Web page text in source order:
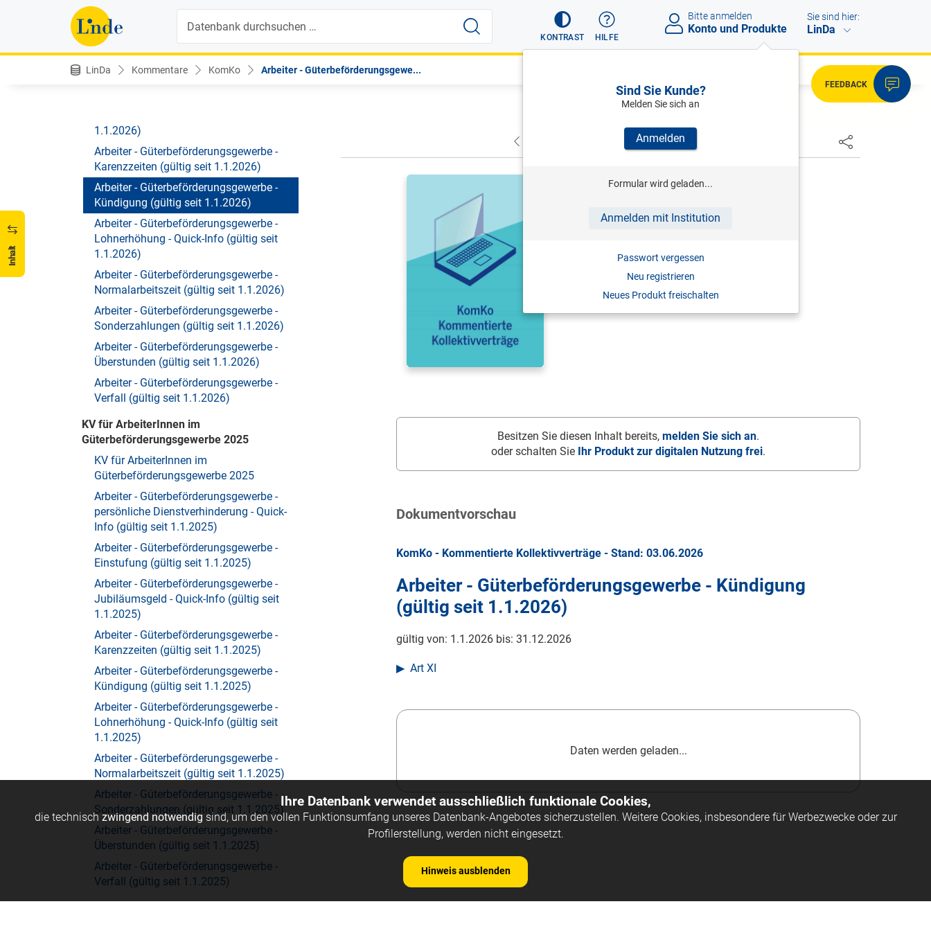
KONTRAST HILFE
Bitte anmelden
Konto und Produkte
Sind Sie Kunde?
Melden Sie sich an
Anmelden
Formular wird geladen...
Anmelden mit Institution
Passwort vergessen
Neu registrieren
Neues Produkt freischalten
Sie sind hier:
LinDa
LinDa Kommentare KomKo Arbeiter - Güterbeförderungsgewe...
FEEDBACK
Inhalt
Arbeiter - Güterbeförderungsgewerbe -
persönliche Dienstverhinderung - Quick-
Info (gültig seit 1.1.2026)
Arbeiter - Güterbeförderungsgewerbe -
Einstufung (gültig seit 1.1.2026)
1.1.2026)
Arbeiter - Güterbeförderungsgewerbe -
Karenzzeiten (gültig seit 1.1.2026)
Arbeiter - Güterbeförderungsgewerbe -
Kündigung (gültig seit 1.1.2026)
Arbeiter - Güterbeförderungsgewerbe -
Lohnerhöhung - Quick-Info (gültig seit
1.1.2026)
Arbeiter - Güterbeförderungsgewerbe -
Normalarbeitszeit (gültig seit 1.1.2026)
Arbeiter - Güterbeförderungsgewerbe -
Sonderzahlungen (gültig seit 1.1.2026)
Arbeiter - Güterbeförderungsgewerbe -
Überstunden (gültig seit 1.1.2026)
Arbeiter - Güterbeförderungsgewerbe -
Verfall (gültig seit 1.1.2026)
KV für ArbeiterInnen im
Güterbeförderungsgewerbe 2025
KV für ArbeiterInnen im
Güterbeförderungsgewerbe 2025
Arbeiter - Güterbeförderungsgewerbe -
persönliche Dienstverhinderung - Quick-
Info (gültig seit 1.1.2025)
Arbeiter - Güterbeförderungsgewerbe -
Einstufung (gültig seit 1.1.2025)
Arbeiter - Güterbeförderungsgewerbe -
Jubiläumsgeld - Quick-Info (gültig seit
1.1.2025)
Arbeiter - Güterbeförderungsgewerbe -
Karenzzeiten (gültig seit 1.1.2025)
Arbeiter - Güterbeförderungsgewerbe -
Kündigung (gültig seit 1.1.2025)
Arbeiter - Güterbeförderungsgewerbe -
Lohnerhöhung - Quick-Info (gültig seit
1.1.2025)
Arbeiter - Güterbeförderungsgewerbe -
Normalarbeitszeit (gültig seit 1.1.2025)
Arbeiter - Güterbeförderungsgewerbe -
Sonderzahlungen (gültig seit 1.1.2025)
Arbeiter - Güterbeförderungsgewerbe -
Überstunden (gültig seit 1.1.2025)
Arbeiter - Güterbeförderungsgewerbe -
Verfall (gültig seit 1.1.2025)
NÄCHSTER
HITZ/SCHRENK
Stand: 03.06.2026
Besitzen Sie diesen Inhalt bereits, melden Sie sich an.
oder schalten Sie Ihr Produkt zur digitalen Nutzung frei.
Dokumentvorschau
KomKo - Kommentierte Kollektivverträge - Stand: 03.06.2026
Arbeiter - Güterbeförderungsgewerbe - Kündigung
(gültig seit 1.1.2026)
gültig von: 1.1.2026 bis: 31.12.2026
Art XI
Daten werden geladen...
Ihre Datenbank verwendet ausschließlich funktionale Cookies,
die technischzwingend notwendigsind, um den vollen Funktionsumfang unseres Datenbank-Angebotes sicherzustellen. Weitere Cookies, insbesondere für Werbezwecke oder zur
Profilerstellung, werden nicht eingesetzt.
Hinweis ausblenden